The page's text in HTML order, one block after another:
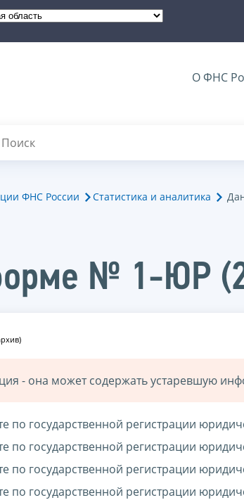
О ФНС
ФНС России Статистика и аналитика
№ 1-ЮР
- она может содержать устаревшую
по государственной регистрации
по государственной регистрации
по государственной регистрации
по государственной регистрации